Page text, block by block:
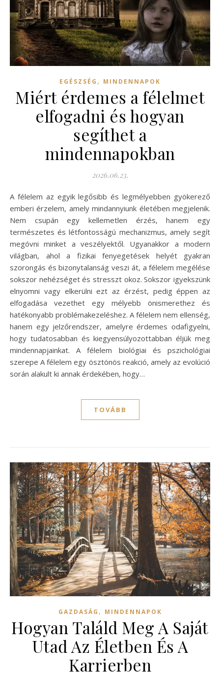
EGÉSZSÉG , MINDENNAPOK
Miért érdemes a félelmet
elfogadni és hogyan
segíthet a
mindennapokban
2026.06.23.
A félelem az egyik legősibb és legmélyebben gyökerező
emberi érzelem, amely mindannyiunk életében megjelenik.
Nem csupán egy kellemetlen érzés, hanem egy
természetes és létfontosságú mechanizmus, amely segít
megóvni minket a veszélyektől. Ugyanakkor a modern
világban, ahol a fizikai fenyegetések helyét gyakran
szorongás és bizonytalanság veszi át, a félelem megélése
sokszor nehézséget és stresszt okoz. Sokszor igyekszünk
elnyomni vagy elkerülni ezt az érzést, pedig éppen az
elfogadása vezethet egy mélyebb önismerethez és
hatékonyabb problémakezeléshez. A félelem nem ellenség,
hanem egy jelzőrendszer, amelyre érdemes odafigyelni,
hogy tudatosabban és kiegyensúlyozottabban éljük meg
mindennapjainkat. A félelem biológiai és pszichológiai
szerepe A félelem egy ösztönös reakció, amely az evolúció
során alakult ki annak érdekében, hogy…
TOVÁBB
GAZDASÁG , MINDENNAPOK
Hogyan Találd Meg A Saját
Utad Az Életben És A
Karrierben